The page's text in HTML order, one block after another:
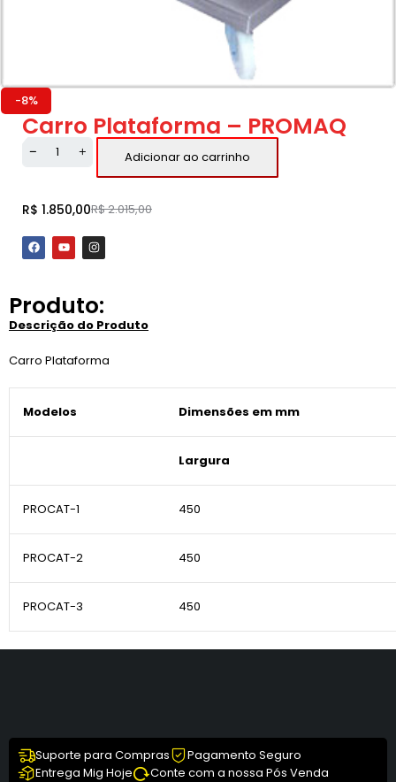
-8%
Carro Plataforma – PROMAQ
Adicionar ao carrinho
R$2.015,00
R$ 1.850,00
Produto:
Descrição do Produto
Carro Plataforma
Modelos Dimensões em mm
Largura
PROCAT-1 450
PROCAT-2 450
PROCAT-3 450
Suporte para Compras
Pagamento Seguro
Entrega Mig Hoje
Conte com a nossa Pós Venda